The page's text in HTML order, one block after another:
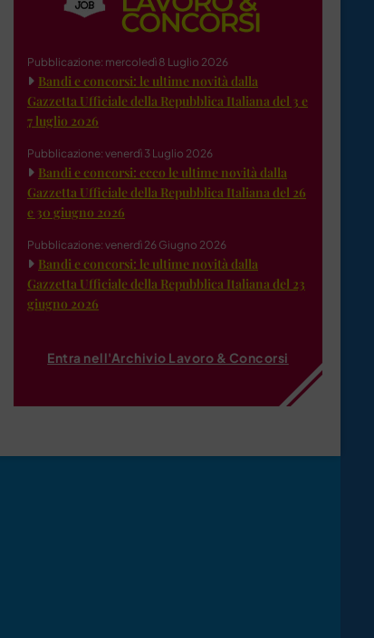
Pubblicazione: mercoledì 8 Luglio 2026
Bandi e concorsi: le ultime novità dalla
Gazzetta Ufficiale della Repubblica Italiana del 3 e
7 luglio 2026
Pubblicazione: venerdì 3 Luglio 2026
Bandi e concorsi: ecco le ultime novità dalla
Gazzetta Ufficiale della Repubblica Italiana del 26
e 30 giugno 2026
Pubblicazione: venerdì 26 Giugno 2026
Bandi e concorsi: le ultime novità dalla
Gazzetta Ufficiale della Repubblica Italiana del 23
giugno 2026
Entra nell'Archivio Lavoro & Concorsi